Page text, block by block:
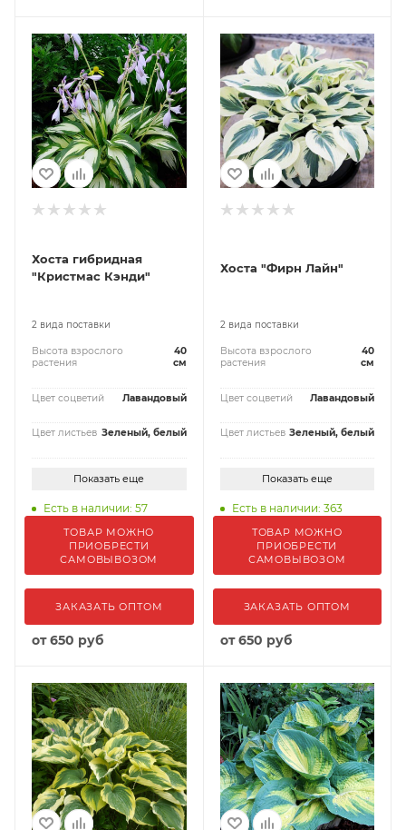
Хоста гибридная
"Кристмас Кэнди"
2 вида поставки
Высота взрослого
растения
40
см
Цвет соцветий Лавандовый
Цвет листьев Зеленый, белый
Показать еще
Есть в наличии: 57
ТОВАР МОЖНО
ПРИОБРЕСТИ
САМОВЫВОЗОМ
ЗАКАЗАТЬ ОПТОМ
от650 руб
Хоста "Фирн Лайн"
2 вида поставки
Высота взрослого
растения
40
см
Цвет соцветий Лавандовый
Цвет листьев Зеленый, белый
Показать еще
Есть в наличии: 363
ТОВАР МОЖНО
ПРИОБРЕСТИ
САМОВЫВОЗОМ
ЗАКАЗАТЬ ОПТОМ
от650 руб